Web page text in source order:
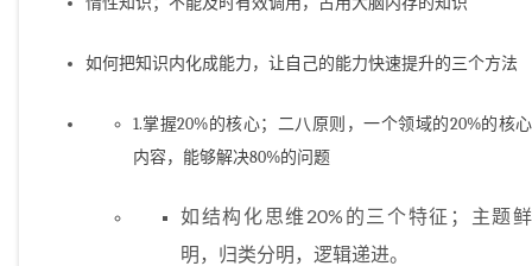
如何把知识内化成能力，让自己的能力快速提升的三个方法
1.掌握20%的核心；二八原则，一个领域的20%的核心
内容，能够解决80%的问题
如结构化思维20%的三个特征；主题鲜
明，归类分明，逻辑递进。